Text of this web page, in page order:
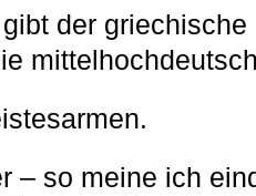
der
– so meine ich